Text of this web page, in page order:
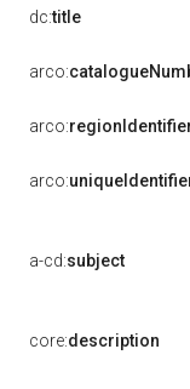
dc:title
arco:
arco:
arco:
a-cd:subject
core:description